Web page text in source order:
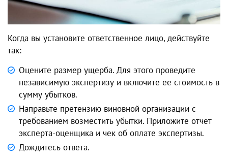
Когда вы установите ответственное лицо, действуйте
так:
Оцените размер ущерба. Для этого проведите
независимую экспертизу и включите ее стоимость в
сумму убытков.
Направьте претензию виновной организации с
требованием возместить убытки. Приложите отчет
эксперта-оценщика и чек об оплате экспертизы.
Дождитесь ответа.